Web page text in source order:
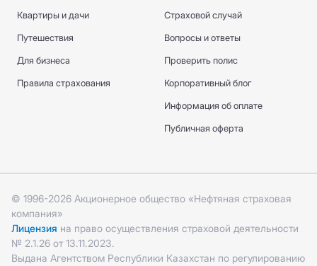
Квартиры и дачи
Путешествия
Для бизнеса
Правила страхования
Страховой случай
Вопросы и ответы
Проверить полис
Корпоративный блог
Информация об оплате
Публичная оферта
© 1996-2026 Акционерное общество «Нефтяная страховая
компания»
Лицензия на право осуществления страховой деятельности
№ 2.1.26 от 13.11.2023.
Выдана Агентством Республики Казахстан по регулированию